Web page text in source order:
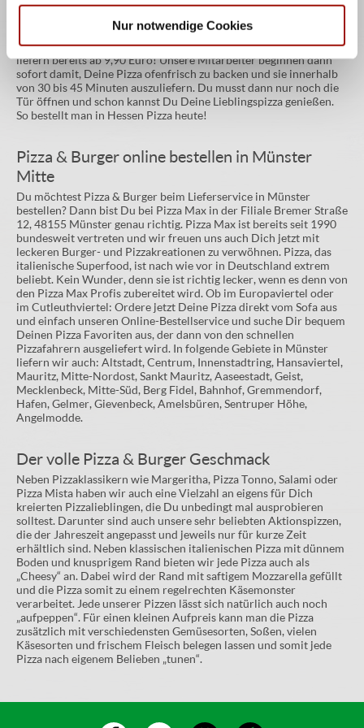
Nur notwendige Cookies
Gib einfach Deine Lieferadresse und die Zahlungsart ein und
schon landet Deine Bestellung in der Pizzaküche des
Lieferservices in der Filiale. Such Dir selber aus, ob du Deine Pizza
Salami mit PayPal, EC-Karte oder bar zahlen möchtest. Wir
liefern bereits ab 9,90 Euro! Unsere Mitarbeiter beginnen dann
sofort damit, Deine Pizza ofenfrisch zu backen und sie innerhalb
von 30 bis 45 Minuten auszuliefern. Du musst dann nur noch die
Tür öffnen und schon kannst Du Deine Lieblingspizza genießen.
So bestellt man in Hessen Pizza heute!
Pizza & Burger online bestellen in Münster
Mitte
Du möchtest Pizza & Burger beim Lieferservice in Münster
bestellen? Dann bist Du bei Pizza Max in der Filiale Bremer Straße
12, 48155 Münster genau richtig. Pizza Max ist bereits seit 1990
bundesweit vertreten und wir freuen uns auch Dich jetzt mit
leckeren Burger- und Pizzakreationen zu verwöhnen. Pizza, das
italienische Superfood, ist nach wie vor in Deutschland extrem
beliebt. Kein Wunder, denn sie ist richtig lecker, wenn es denn von
den Pizza Max Profis zubereitet wird. Ob im Europaviertel oder
im Cutleuthviertel: Ordere jetzt Deine Pizza direkt vom Sofa aus
und einfach unseren Online-Bestellservice und suche Dir bequem
Deinen Pizza Favoriten aus, der dann von den schnellen
Pizzafahrern ausgeliefert wird. In folgende Gebiete in Münster
liefern wir auch: Altstadt, Centrum, Innenstadtring, Hansaviertel,
Mauritz, Mitte-Nordost, Sankt Mauritz, Aaseestadt, Geist,
Mecklenbeck, Mitte-Süd, Berg Fidel, Bahnhof, Gremmendorf,
Hafen, Gelmer, Gievenbeck, Amelsbüren, Sentruper Höhe,
Angelmodde.
Der volle Pizza & Burger Geschmack
Neben Pizzaklassikern wie Margeritha, Pizza Tonno, Salami oder
Pizza Mista haben wir auch eine Vielzahl an eigens für Dich
kreierten Pizzalieblingen, die Du unbedingt mal ausprobieren
solltest. Darunter sind auch unsere sehr beliebten Aktionspizzen,
die der Jahreszeit angepasst und jeweils nur für kurze Zeit
erhältlich sind. Neben klassischen italienischen Pizza mit dünnem
Boden und knusprigem Rand bieten wir jede Pizza auch als
„Cheesy“ an. Dabei wird der Rand mit saftigem Mozzarella gefüllt
und die Pizza somit zu einem regelrechten Käsemonster
verarbeitet. Jede unserer Pizzen lässt sich natürlich auch noch
„aufpeppen“. Für einen kleinen Aufpreis kann man die Pizza
zusätzlich mit verschiedensten Gemüsesorten, Soßen, vielen
Käsesorten und frischem Fleisch belegen lassen und somit jede
Pizza nach eigenem Belieben „tunen“.